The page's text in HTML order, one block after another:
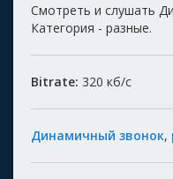
Смотреть и слушать
Категория - разные.
Bitrate: 320 кб/с
Динамичный звонок,